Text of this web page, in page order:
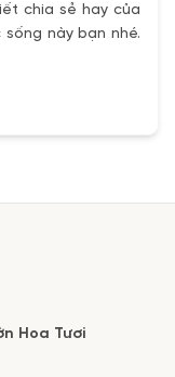
chia sẻ hay của
này bạn nhé.
Hoa Tươi